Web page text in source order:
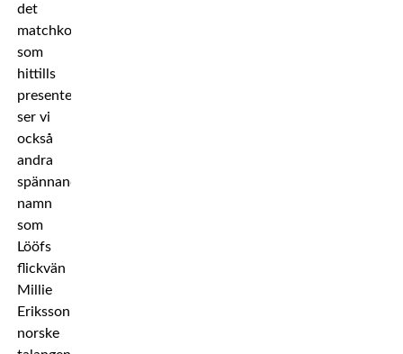
det
matchkort
som
hittills
presenterats
ser vi
också
andra
spännande
namn
som
Lööfs
flickvän
Millie
Eriksson,
norske